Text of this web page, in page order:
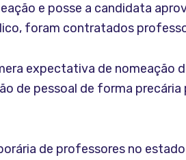
e posse a candidata
foram contratados
expectativa de nomeação
de pessoal de forma precária
de professores no